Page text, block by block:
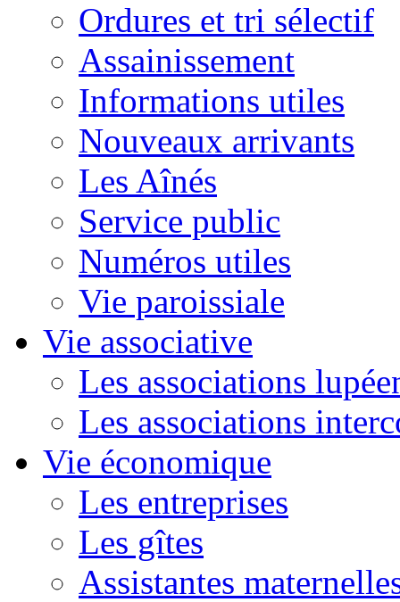
Ordures et tri sélectif
Assainissement
Informations utiles
Nouveaux arrivants
Les Aînés
Service public
Numéros utiles
Vie paroissiale
Vie associative
Les associations
Les associations
Vie économique
Les entreprises
Les gîtes
Assistantes